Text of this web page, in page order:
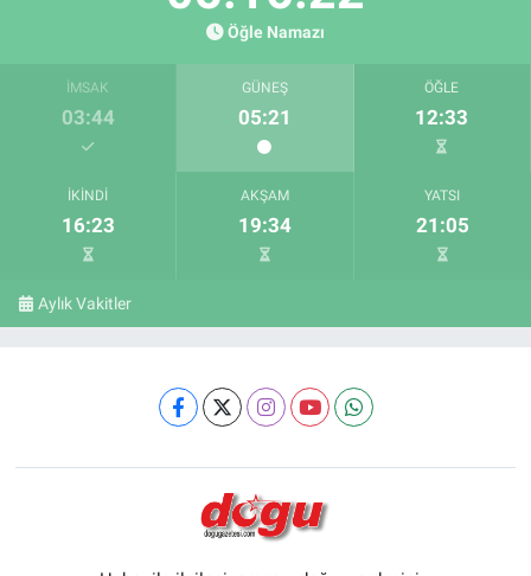
Öğle Namazı
İMSAK
03:44
GÜNEŞ
05:21
ÖĞLE
12:33
İKINDI
16:23
AKŞAM
19:34
YATSI
21:05
Aylık Vakitler